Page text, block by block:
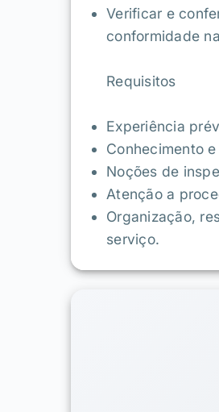
Verificar e
conformidade
Requisitos
Experiência
Conhecimento
Noções de
Atenção a
Organização,
serviço.